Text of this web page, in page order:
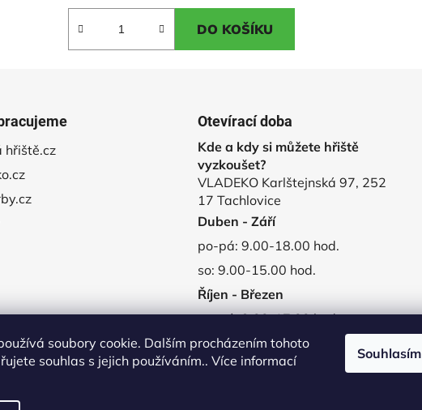
soubory cookie. Dalším procházením tohoto
souhlas s jejich používáním.. Více informací
Souhlasím
DO KOŠÍKU
hřiště.cz
Otevírací doba
Kde a kdy si můžete hřiště
vyzkoušet?
VLADEKO Karlštejnská 97, 252
17 Tachlovice
Duben - Září
po-pá: 9.00-18.00 hod.
so: 9.00-15.00 hod.
Říjen - Březen
po-pá: 9.00-17.00 hod.
so-ne: zavřeno